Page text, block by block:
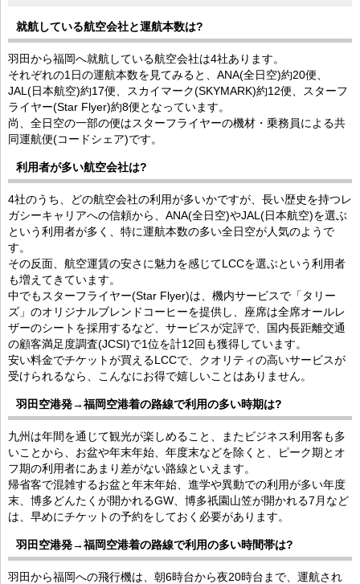
就航している航空会社と運航本数は?
羽田から福岡へ就航している航空会社は4社あります。
それぞれの1日の運航本数を見てみると、ANA(全日空)約20便、
JAL(日本航空)約17便、スカイマーク(SKYMARK)約12便、スターフ
ライヤー(Star Flyer)約8便となっています。
尚、全日空の一部の便はスターフライヤーの機材・乗務員による共
同運航便(コードシェア)です。
利用者が多い航空会社は?
4社のうち、どの航空会社の利用が多いかですが、長い歴史を持つレ
ガシーキャリアへの信頼から、ANA(全日空)やJAL(日本航空)を選ぶ
という利用者が多く、特に運航本数の多い全日空が人気のようで
す。
その反面、航空運賃の安さに魅力を感じてLCCを選ぶという利用者
も増えてきています。
中でもスターフライヤー(Star Flyer)は、機内サービスで「タリー
ズ」のオリジナルブレンドコーヒーを提供し、座席は全席オールレ
ザーのシートを採用するなど、サービスが定評で、国内長距離交通
の顧客満足度調査(JCSI)で1位を計12回も獲得しています。
安い料金でチケットが買えるLCCで、クオリティの高いサービスが
受けられるなら、こんなにお得で嬉しいことはありません。
羽田空港発→福岡空港着の路線で利用の多い時期は?
九州は年間を通じて観光が楽しめること、またビジネス利用客も多
いことから、お盆や年末年始、年度末などを除くと、ピーク期とオ
フ期の利用者にあまり差がない路線といえます。
帰省客で混雑するお盆と年末年始、進学や異動での利用が多い年度
末、博多どんたくが開かれるGW、博多祇園山笠が開かれる7月など
は、早めにチケットの予約をしておく必要があります。
羽田空港発→福岡空港着の路線で利用の多い時間帯は?
羽田から福岡への飛行機は、朝6時台から夜20時台まで、運航され